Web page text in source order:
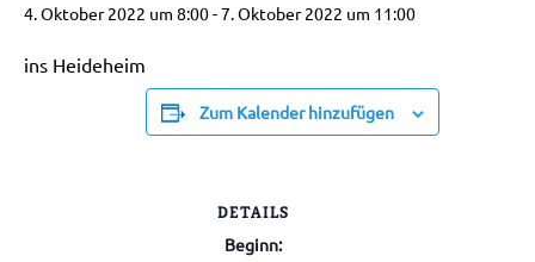
4. Oktober 2022 um 8:00-7. Oktober 2022 um 11:00
ins Heideheim
Zum Kalender hinzufügen
DETAILS
Beginn: